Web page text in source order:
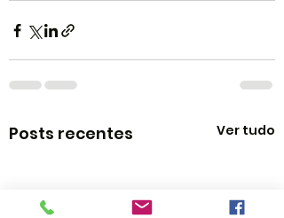
Posts recentes Ver tudo